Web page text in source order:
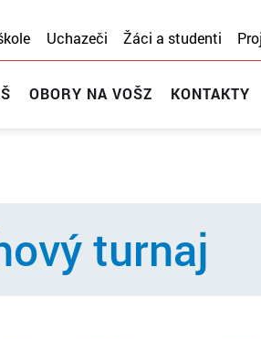
Uchazeči Žáci a studenti
OBORY NA VOŠZ KONTAKTY
turnaj